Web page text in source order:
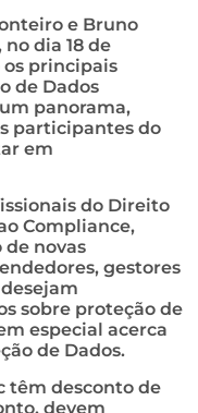
e Bruno
dia 18 de
os principais
de Dados
panorama,
participantes do
em
do Direito
Compliance,
de novas
gestores
sobre proteção de
especial acerca
de Dados.
têm desconto de
devem